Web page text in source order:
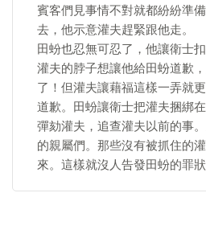
賓客們見事情不對就都紛紛準
去，他示意灌夫趕緊跟他走。
田蚡也忍無可忍了，他讓衛士
灌夫的脖子想讓他給田蚡道歉
了！但灌夫讓藉福這樣一弄就
道歉。田蚡讓衛士把灌夫捆綁
彈劾灌夫，追查灌夫以前的事
的親屬們。那些沒有被抓住的
來。這樣就沒人告發田蚡的罪狀